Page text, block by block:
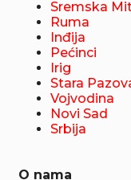
Sremska
Ruma
Inđija
Pećinci
Irig
Stara
Vojvodina
Novi Sad
Srbija
O nama